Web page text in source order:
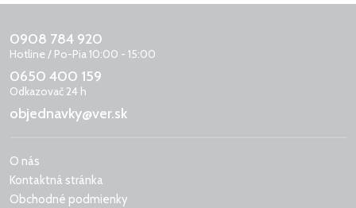
0908 784 920
Hotline / Po-Pia 10:00 - 15:00
0650 400 159
Odkazovač 24 h
objednavky@ver.sk
O nás
Kontaktná stránka
Obchodné podmienky